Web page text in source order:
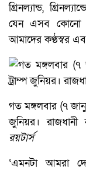
গ্রিনল্যান্ড,
যেন এসব কোনো
আমাদের কণ্ঠস্বর
গত মঙ্গলবার (৭
জুনিয়র।
রয়টার্স
‘এমনটা আমরা